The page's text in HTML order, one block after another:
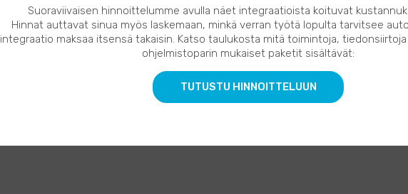
Suoraviivaisen hinnoittelumme avulla näet integraatioista koituvat
Hinnat auttavat sinua myös laskemaan, minkä verran työtä lopulta tarvitsee
integraatio maksaa itsensä takaisin. Katso taulukosta mitä toimintoja,
ohjelmistoparin mukaiset paketit sisältävät:
TUTUSTU HINNOITTELUUN